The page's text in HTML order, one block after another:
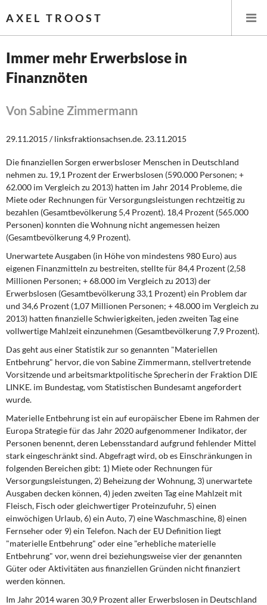
AXEL TROOST
Startseite
Themen
Leitlinien linker Wirtschafts- und Finanzpolitik
Wirtschaftspolitik
Steuer- und Finanzpolitik
Öffentliche Infrastruktur und Daseinsvorsorge
DIE LINKE
Weitere Themen
Memo-Gruppe
Institut Solidarische Moderne
Rosa-Luxemburg-Stiftung
Über mich
Kontakt
Immer mehr Erwerbslose in
Finanznöten
Von Sabine Zimmermann
29.11.2015 / linksfraktionsachsen.de. 23.11.2015
Die finanziellen Sorgen erwerbsloser Menschen in Deutschland
nehmen zu. 19,1 Prozent der Erwerbslosen (590.000 Personen; +
62.000 im Vergleich zu 2013) hatten im Jahr 2014 Probleme, die
Miete oder Rechnungen für Versorgungsleistungen rechtzeitig zu
bezahlen (Gesamtbevölkerung 5,4 Prozent). 18,4 Prozent (565.000
Personen) konnten die Wohnung nicht angemessen heizen
(Gesamtbevölkerung 4,9 Prozent).
Unerwartete Ausgaben (in Höhe von mindestens 980 Euro) aus
eigenen Finanzmitteln zu bestreiten, stellte für 84,4 Prozent (2,58
Millionen Personen; + 68.000 im Vergleich zu 2013) der
Erwerbslosen (Gesamtbevölkerung 33,1 Prozent) ein Problem dar
und 34,6 Prozent (1,07 Millionen Personen; + 48.000 im Vergleich zu
2013) hatten finanzielle Schwierigkeiten, jeden zweiten Tag eine
vollwertige Mahlzeit einzunehmen (Gesamtbevölkerung 7,9 Prozent).
Das geht aus einer Statistik zur so genannten "Materiellen
Entbehrung" hervor, die von Sabine Zimmermann, stellvertretende
Vorsitzende und arbeitsmarktpolitische Sprecherin der Fraktion DIE
LINKE. im Bundestag, vom Statistischen Bundesamt angefordert
wurde.
Materielle Entbehrung ist ein auf europäischer Ebene im Rahmen der
Europa Strategie für das Jahr 2020 aufgenommener Indikator, der
Personen benennt, deren Lebensstandard aufgrund fehlender Mittel
stark eingeschränkt sind. Abgefragt wird, ob es Einschränkungen in
folgenden Bereichen gibt: 1) Miete oder Rechnungen für
Versorgungsleistungen, 2) Beheizung der Wohnung, 3) unerwartete
Ausgaben decken können, 4) jeden zweiten Tag eine Mahlzeit mit
Fleisch, Fisch oder gleichwertiger Proteinzufuhr, 5) einen
einwöchigen Urlaub, 6) ein Auto, 7) eine Waschmaschine, 8) einen
Fernseher oder 9) ein Telefon. Nach der EU Definition liegt
"materielle Entbehrung" oder eine "erhebliche materielle
Entbehrung" vor, wenn drei beziehungsweise vier der genannten
Güter oder Aktivitäten aus finanziellen Gründen nicht finanziert
werden können.
Im Jahr 2014 waren 30,9 Prozent aller Erwerbslosen in Deutschland